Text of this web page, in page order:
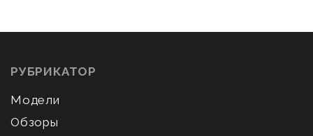
РУБРИКАТОР
Модели
Обзоры